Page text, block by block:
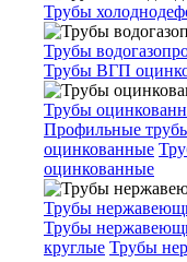
Трубы
Трубы
Трубы ВГП
Трубы
Профильные
оцинкованные
оцинкованные
Трубы
Трубы
круглые Трубы